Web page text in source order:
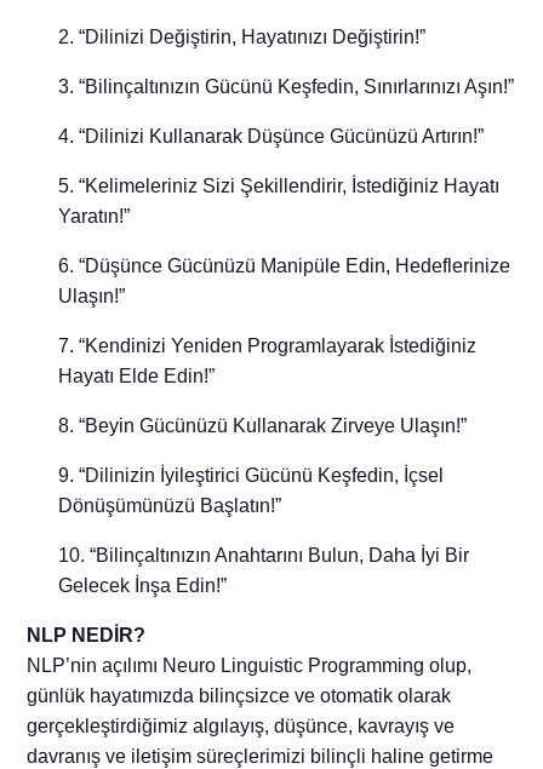
“Dilinizi Değiştirin, Hayatınızı Değiştirin!”
“Bilinçaltınızın Gücünü Keşfedin, Sınırlarınızı Aşın!”
“Dilinizi Kullanarak Düşünce Gücünüzü Artırın!”
“Kelimeleriniz Sizi Şekillendirir, İstediğiniz Hayatı
Yaratın!”
“Düşünce Gücünüzü Manipüle Edin, Hedeflerinize
Ulaşın!”
“Kendinizi Yeniden Programlayarak İstediğiniz
Hayatı Elde Edin!”
“Beyin Gücünüzü Kullanarak Zirveye Ulaşın!”
“Dilinizin İyileştirici Gücünü Keşfedin, İçsel
Dönüşümünüzü Başlatın!”
“Bilinçaltınızın Anahtarını Bulun, Daha İyi Bir
Gelecek İnşa Edin!”
NLP NEDİR?
NLP’nin açılımı Neuro Linguistic Programming olup,
günlük hayatımızda bilinçsizce ve otomatik olarak
gerçekleştirdiğimiz algılayış, düşünce, kavrayış ve
davranış ve iletişim süreçlerimizi bilinçli haline getirme